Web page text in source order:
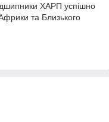
ХАРП успішно
та Близького